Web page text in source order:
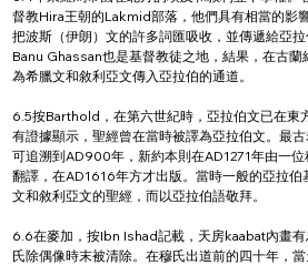
督教Hira王朝的Lakmid部落，他們具有相當的影
把波斯（伊朗）文的許多詞匯吸收，並傳遞給亞
Banu Ghassan也是基督教徒之地，結果，在古
為希臘文和敘利亞文傳入亞拉伯的通道。
6.5按Barthold，在第六世紀時，亞拉伯文已在東
有證據顯示，聖經曾在當時被譯為亞拉伯文。最
可追溯到AD900年，新約本則在AD1271年由一
翻譯，在AD1616年方才出版。當時一般的亞拉伯
文和敘利亞文的聖經，而以亞拉伯語敬拜。
6.6在麥加，按Ibn Ishad記載，天房kaabat內畫
氏除偶像時末被清除。在穆氏出道前的四十年，